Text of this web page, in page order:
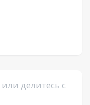
делитесь с